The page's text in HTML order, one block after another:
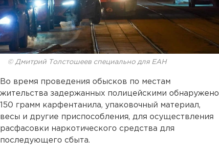
© Дмитрий Толстошеев специально для ЕАН
Во время проведения обысков по местам
жительства задержанных полицейскими обнаружено
150 грамм карфентанила, упаковочный материал,
весы и другие приспособления, для осуществления
расфасовки наркотического средства для
последующего сбыта.